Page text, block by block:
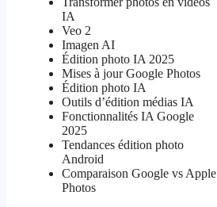
IA
Veo 2
Imagen AI
Édition photo IA 2025
Mises à jour Google Photos
Édition photo IA
Outils d’édition médias IA
Fonctionnalités IA Google
2025
Tendances édition photo
Android
Comparaison Google vs Apple
Photos